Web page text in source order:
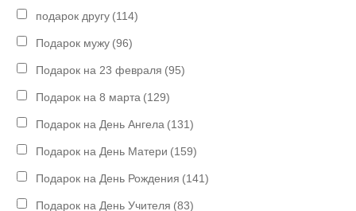
подарок другу (114)
Подарок мужу (96)
Подарок на 23 февраля (95)
Подарок на 8 марта (129)
Подарок на День Ангела (131)
Подарок на День Матери (159)
Подарок на День Рождения (141)
Подарок на День Учителя (83)